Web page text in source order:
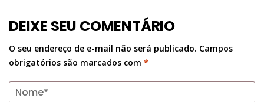
DEIXE SEU COMENTÁRIO
O seu endereço de e-mail não será publicado. Campos
obrigatórios são marcados com *